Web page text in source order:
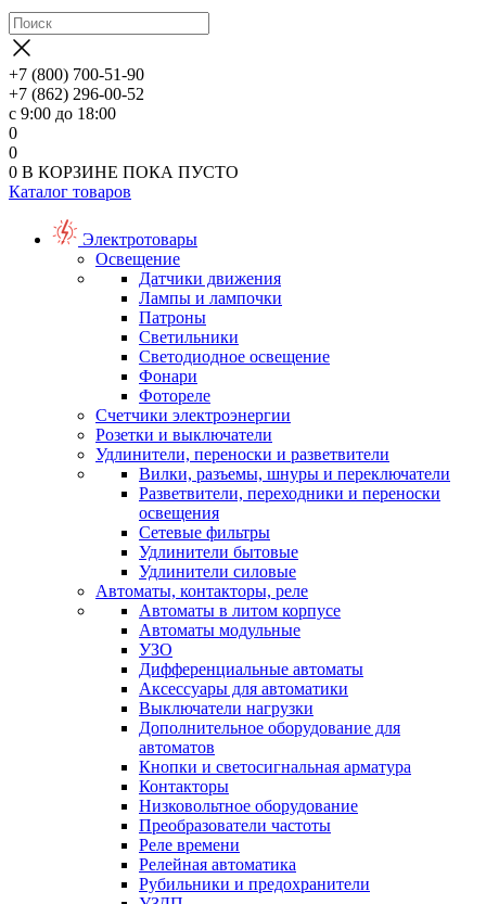
+7 (800) 700-51-90
+7 (862) 296-00-52
с 9:00 до 18:00
0
0
0 В КОРЗИНЕ ПОКА ПУСТО
Каталог товаров
Электротовары
Освещение
Датчики движения
Лампы и лампочки
Патроны
Светильники
Светодиодное освещение
Фонари
Фотореле
Счетчики электроэнергии
Розетки и выключатели
Удлинители, переноски и разветвители
Вилки, разъемы, шнуры и переключатели
Разветвители, переходники и переноски
освещения
Сетевые фильтры
Удлинители бытовые
Удлинители силовые
Автоматы, контакторы, реле
Автоматы в литом корпусе
Автоматы модульные
УЗО
Дифференциальные автоматы
Аксессуары для автоматики
Выключатели нагрузки
Дополнительное оборудование для
автоматов
Кнопки и светосигнальная арматура
Контакторы
Низковольтное оборудование
Преобразователи частоты
Реле времени
Релейная автоматика
Рубильники и предохранители